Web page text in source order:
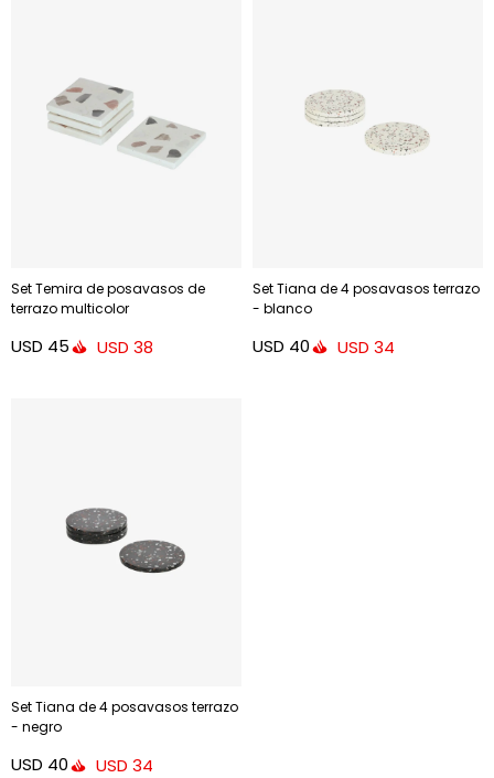
Set Temira de posavasos de
terrazo multicolor
USD 45 USD 38
Set Tiana de 4 posavasos terrazo
- blanco
USD 40 USD 34
Set Tiana de 4 posavasos terrazo
- negro
USD 40 USD 34